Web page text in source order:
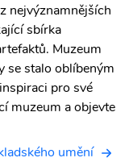
nejvýznamnějších
sbírka
Muzeum
se stalo oblíbeným
pro své
muzeum a objevte
umění